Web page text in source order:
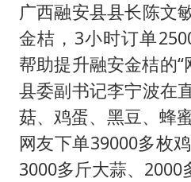
广西融安县县长陈文
金桔，3小时订单
帮助提升融安金桔的“
县委副书记李宁波在
菇、鸡蛋、黑豆、蜂
网友下单39000多枚
3000多斤大蒜、